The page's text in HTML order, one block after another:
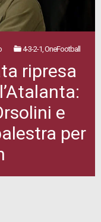
4-3-2-1, OneFootball
ripresa
e
per